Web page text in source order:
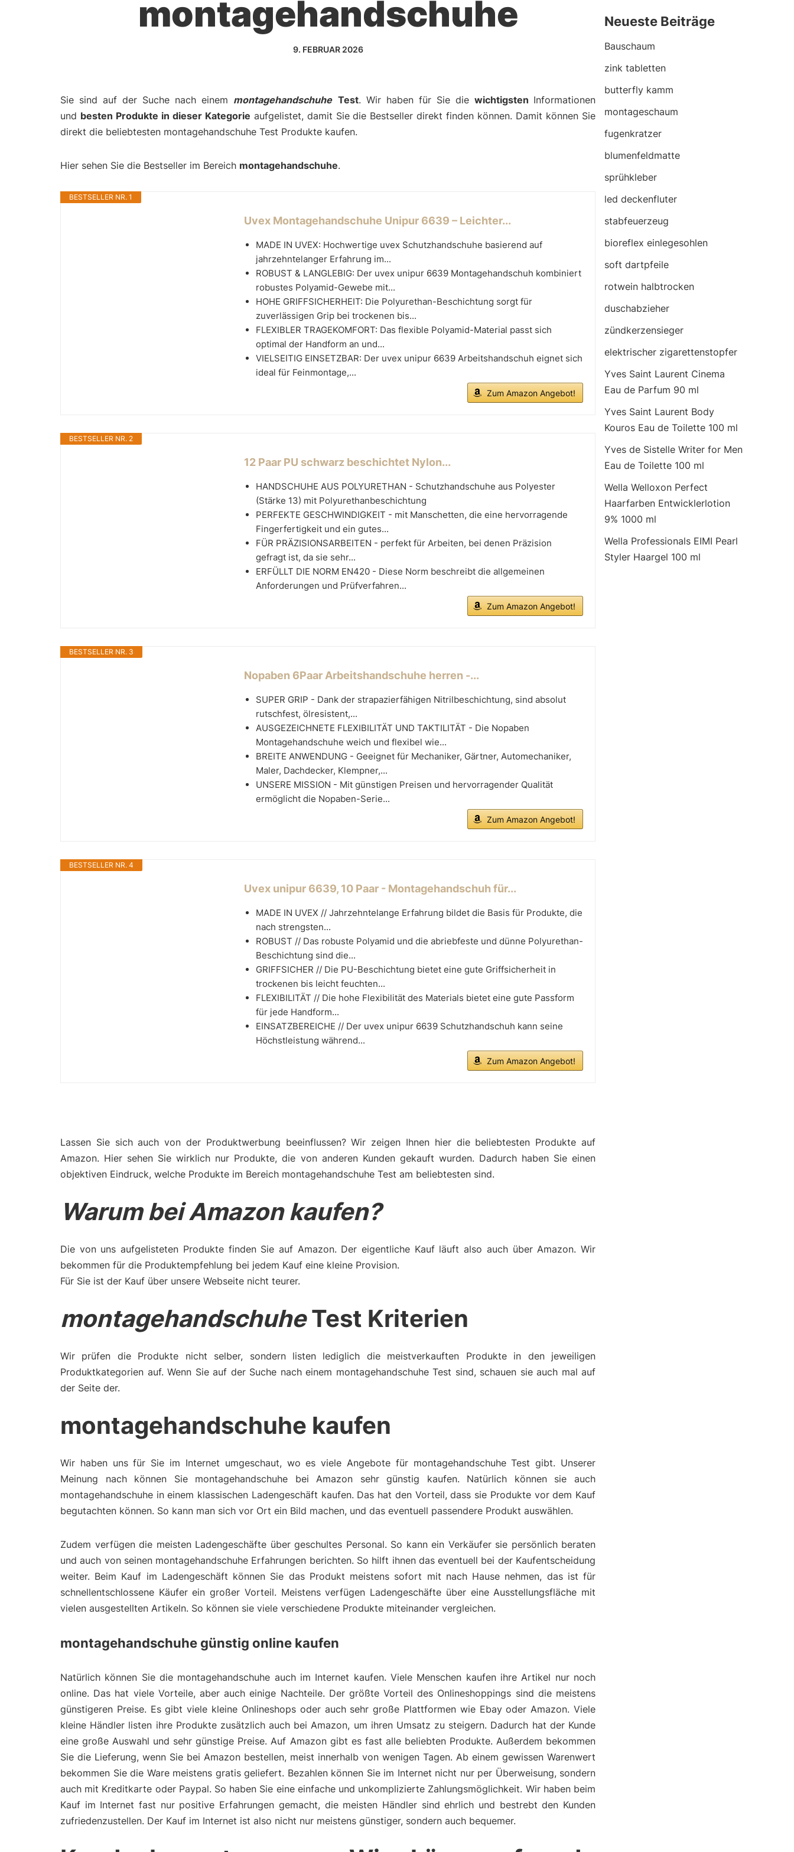
montagehandschuhe
9. FEBRUAR 2026
Sie sind auf der Suche nach einem montagehandschuhe Test. Wir haben für Sie die wichtigsten Informationen
und besten Produkte in dieser Kategorie aufgelistet, damit Sie die Bestseller direkt finden können. Damit können Sie
direkt die beliebtesten montagehandschuhe Test Produkte kaufen.
Hier sehen Sie die Bestseller im Bereich montagehandschuhe.
BESTSELLER NR. 1
Uvex Montagehandschuhe Unipur 6639 – Leichter...
MADE IN UVEX: Hochwertige uvex Schutzhandschuhe basierend auf
jahrzehntelanger Erfahrung im...
ROBUST & LANGLEBIG: Der uvex unipur 6639 Montagehandschuh kombiniert
robustes Polyamid-Gewebe mit...
HOHE GRIFFSICHERHEIT: Die Polyurethan-Beschichtung sorgt für
zuverlässigen Grip bei trockenen bis...
FLEXIBLER TRAGEKOMFORT: Das flexible Polyamid-Material passt sich
optimal der Handform an und...
VIELSEITIG EINSETZBAR: Der uvex unipur 6639 Arbeitshandschuh eignet sich
ideal für Feinmontage,...
Zum Amazon Angebot!
BESTSELLER NR. 2
12 Paar PU schwarz beschichtet Nylon...
HANDSCHUHE AUS POLYURETHAN - Schutzhandschuhe aus Polyester
(Stärke 13) mit Polyurethanbeschichtung
PERFEKTE GESCHWINDIGKEIT - mit Manschetten, die eine hervorragende
Fingerfertigkeit und ein gutes...
FÜR PRÄZISIONSARBEITEN - perfekt für Arbeiten, bei denen Präzision
gefragt ist, da sie sehr...
ERFÜLLT DIE NORM EN420 - Diese Norm beschreibt die allgemeinen
Anforderungen und Prüfverfahren...
Zum Amazon Angebot!
BESTSELLER NR. 3
Nopaben 6Paar Arbeitshandschuhe herren -...
SUPER GRIP - Dank der strapazierfähigen Nitrilbeschichtung, sind absolut
rutschfest, ölresistent,...
AUSGEZEICHNETE FLEXIBILITÄT UND TAKTILITÄT - Die Nopaben
Montagehandschuhe weich und flexibel wie...
BREITE ANWENDUNG - Geeignet für Mechaniker, Gärtner, Automechaniker,
Maler, Dachdecker, Klempner,...
UNSERE MISSION - Mit günstigen Preisen und hervorragender Qualität
ermöglicht die Nopaben-Serie...
Zum Amazon Angebot!
BESTSELLER NR. 4
Uvex unipur 6639, 10 Paar - Montagehandschuh für...
MADE IN UVEX // Jahrzehntelange Erfahrung bildet die Basis für Produkte, die
nach strengsten...
ROBUST // Das robuste Polyamid und die abriebfeste und dünne Polyurethan-
Beschichtung sind die...
GRIFFSICHER // Die PU-Beschichtung bietet eine gute Griffsicherheit in
trockenen bis leicht feuchten...
FLEXIBILITÄT // Die hohe Flexibilität des Materials bietet eine gute Passform
für jede Handform...
EINSATZBEREICHE // Der uvex unipur 6639 Schutzhandschuh kann seine
Höchstleistung während...
Zum Amazon Angebot!
Lassen Sie sich auch von der Produktwerbung beeinflussen? Wir zeigen Ihnen hier die beliebtesten Produkte auf
Amazon. Hier sehen Sie wirklich nur Produkte, die von anderen Kunden gekauft wurden. Dadurch haben Sie einen
objektiven Eindruck, welche Produkte im Bereich montagehandschuhe Test am beliebtesten sind.
Warum bei Amazon kaufen?
Die von uns aufgelisteten Produkte finden Sie auf Amazon. Der eigentliche Kauf läuft also auch über Amazon. Wir
bekommen für die Produktempfehlung bei jedem Kauf eine kleine Provision.
Für Sie ist der Kauf über unsere Webseite nicht teurer.
montagehandschuheTest Kriterien
Wir prüfen die Produkte nicht selber, sondern listen lediglich die meistverkauften Produkte in den jeweiligen
Produktkategorien auf. Wenn Sie auf der Suche nach einem montagehandschuhe Test sind, schauen sie auch mal auf
der Seite der.
montagehandschuhe kaufen
Wir haben uns für Sie im Internet umgeschaut, wo es viele Angebote für montagehandschuhe Test gibt. Unserer
Meinung nach können Sie montagehandschuhe bei Amazon sehr günstig kaufen. Natürlich können sie auch
montagehandschuhe in einem klassischen Ladengeschäft kaufen. Das hat den Vorteil, dass sie Produkte vor dem Kauf
begutachten können. So kann man sich vor Ort ein Bild machen, und das eventuell passendere Produkt auswählen.
Zudem verfügen die meisten Ladengeschäfte über geschultes Personal. So kann ein Verkäufer sie persönlich beraten
und auch von seinen montagehandschuhe Erfahrungen berichten. So hilft ihnen das eventuell bei der Kaufentscheidung
weiter. Beim Kauf im Ladengeschäft können Sie das Produkt meistens sofort mit nach Hause nehmen, das ist für
schnellentschlossene Käufer ein großer Vorteil. Meistens verfügen Ladengeschäfte über eine Ausstellungsfläche mit
vielen ausgestellten Artikeln. So können sie viele verschiedene Produkte miteinander vergleichen.
montagehandschuhe günstig online kaufen
Natürlich können Sie die montagehandschuhe auch im Internet kaufen. Viele Menschen kaufen ihre Artikel nur noch
online. Das hat viele Vorteile, aber auch einige Nachteile. Der größte Vorteil des Onlineshoppings sind die meistens
günstigeren Preise. Es gibt viele kleine Onlineshops oder auch sehr große Plattformen wie Ebay oder Amazon. Viele
kleine Händler listen ihre Produkte zusätzlich auch bei Amazon, um ihren Umsatz zu steigern. Dadurch hat der Kunde
eine große Auswahl und sehr günstige Preise. Auf Amazon gibt es fast alle beliebten Produkte. Außerdem bekommen
Sie die Lieferung, wenn Sie bei Amazon bestellen, meist innerhalb von wenigen Tagen. Ab einem gewissen Warenwert
bekommen Sie die Ware meistens gratis geliefert. Bezahlen können Sie im Internet nicht nur per Überweisung, sondern
auch mit Kreditkarte oder Paypal. So haben Sie eine einfache und unkomplizierte Zahlungsmöglichkeit. Wir haben beim
Kauf im Internet fast nur positive Erfahrungen gemacht, die meisten Händler sind ehrlich und bestrebt den Kunden
zufriedenzustellen. Der Kauf im Internet ist also nicht nur meistens günstiger, sondern auch bequemer.
Neueste Beiträge
Bauschaum
zink tabletten
butterfly kamm
montageschaum
fugenkratzer
blumenfeldmatte
sprühkleber
led deckenfluter
stabfeuerzeug
bioreflex einlegesohlen
soft dartpfeile
rotwein halbtrocken
duschabzieher
zündkerzensieger
elektrischer zigarettenstopfer
Yves Saint Laurent Cinema
Eau de Parfum 90 ml
Yves Saint Laurent Body
Kouros Eau de Toilette 100 ml
Yves de Sistelle Writer for Men
Eau de Toilette 100 ml
Wella Welloxon Perfect
Haarfarben Entwicklerlotion
9% 1000 ml
Wella Professionals EIMI Pearl
Styler Haargel 100 ml